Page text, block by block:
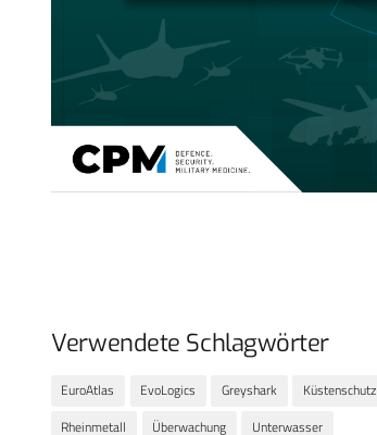
Verwendete Schlagwörter
EuroAtlas EvoLogics Greyshark
Küstenschutz
Rheinmetall
Überwachung
Unterwasser